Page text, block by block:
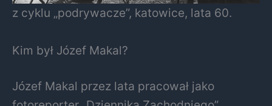
z cyklu „podrywacze”, katowice, lata 60.
Kim był Józef Makal?
Józef Makal przez lata pracował jako